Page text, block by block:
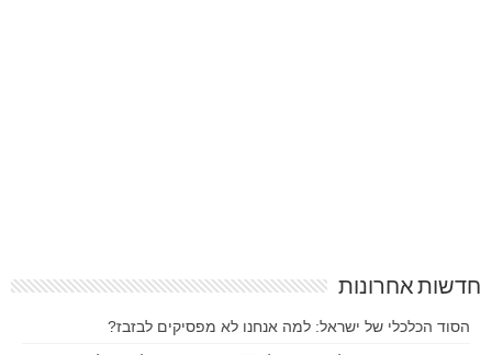
חדשות אחרונות
הסוד הכלכלי של ישראל: למה אנחנו לא מפסיקים לבזבז?